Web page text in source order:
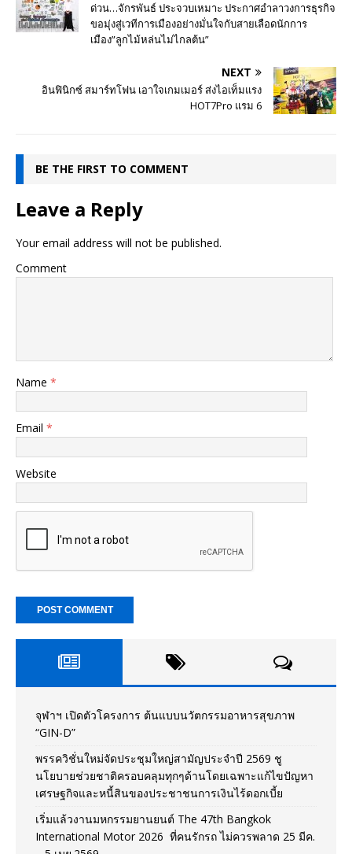
ด่วน…จักรพันธ์ ประจวบเหมาะ ประกาศอำลาวงการธุรกิจ
ขอมุ่งสู่เวทีการเมืองอย่างมั่นใจกับสายเลือดนักการ
เมือง”ลูกไม้หล่นไม่ไกลต้น”
NEXT
อินฟินิกซ์ สมาร์ทโฟน เอาใจเกมเมอร์ ส่งไอเท็มแรง
HOT7Pro แรม 6
BE THE FIRST TO COMMENT
Leave a Reply
Your email address will not be published.
Comment
Name *
Email *
Website
จุฬาฯ เปิดตัวโครงการ ต้นแบบนวัตกรรมอาหารสุขภาพ
“GIN-D”
พรรควิชั่นใหม่จัดประชุมใหญ่สามัญประจำปี 2569 ชู
นโยบายช่วยชาติครอบคลุมทุกๆด้านโดยเฉพาะแก้ไขปัญหา
เศรษฐกิจและหนี้สินของประชาชนการเงินไร้ดอกเบี้ย
เริ่มแล้วงานมหกรรมยานยนต์ The 47th Bangkok
International Motor 2026 ที่คนรักรถ ไม่ควรพลาด 25 มีค.